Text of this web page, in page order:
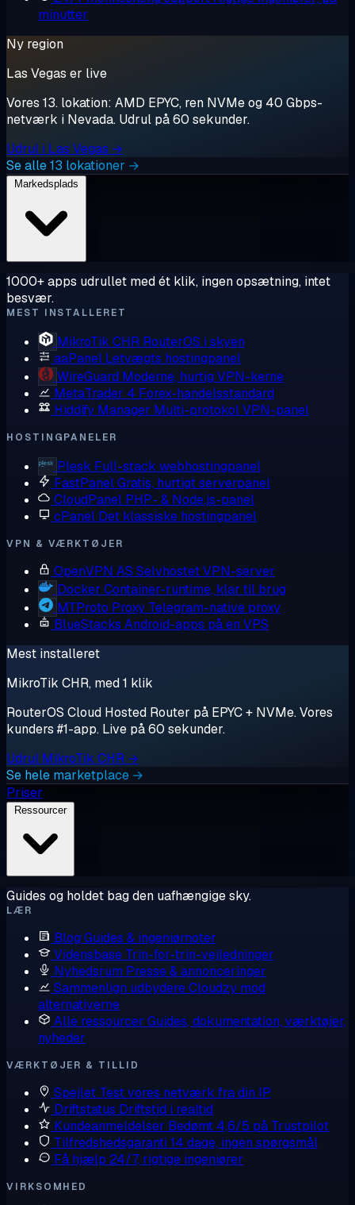
minutter
Ny region
Las Vegas er live
Vores 13. lokation: AMD EPYC, ren NVMe og 40 Gbps-
netværk i Nevada. Udrul på 60 sekunder.
Udrul i Las Vegas →
Se alle 13 lokationer →
1000+ apps udrullet med ét klik, ingen opsætning, intet
besvær.
MEST INSTALLERET
MikroTik CHR RouterOS i skyen
aaPanel Letvægts hostingpanel
WireGuard Moderne, hurtig VPN-kerne
MetaTrader 4 Forex-handelsstandard
Hiddify Manager Multi-protokol VPN-panel
HOSTINGPANELER
Plesk Full-stack webhostingpanel
FastPanelGratis, hurtigt serverpanel
CloudPanel PHP- & Node.js-panel
cPanel Det klassiske hostingpanel
VPN & VÆRKTØJER
OpenVPN AS Selvhostet VPN-server
Docker Container-runtime, klar til brug
MTProto Proxy Telegram-native proxy
BlueStacks Android-apps på en VPS
Mest installeret
MikroTik CHR, med 1 klik
RouterOS Cloud Hosted Router på EPYC + NVMe. Vores
kunders #1-app. Live på 60 sekunder.
Udrul MikroTik CHR →
Se hele marketplace →
Priser
Ressourcer
Guides og holdet bag den uafhængige sky.
LÆR
Blog Guides & ingeniørnoter
Vidensbase Trin-for-trin-vejledninger
Nyhedsrum Presse & annonceringer
Sammenlign udbydereCloudzy mod
alternativerne
Alle ressourcer Guides, dokumentation, værktøjer,
nyheder
VÆRKTØJER & TILLID
Spejlet Test vores netværk fra din IP
Driftstatus Driftstid i realtid
Kundeanmeldelser Bedømt 4,6/5 på Trustpilot
Tilfredshedsgaranti 14 dage, ingen spørgsmål
Få hjælp 24/7, rigtige ingeniører
VIRKSOMHED